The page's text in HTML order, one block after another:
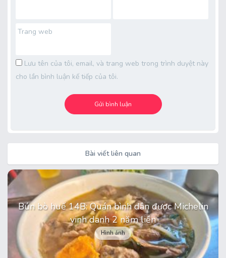
Trang web
Lưu tên của tôi, email, và trang web trong trình duyệt này
cho lần bình luận kế tiếp của tôi.
Bài viết liên quan
Bún bò huế 14B: Quán bình dân được Michelin
vinh danh 2 năm liền
Hình ảnh